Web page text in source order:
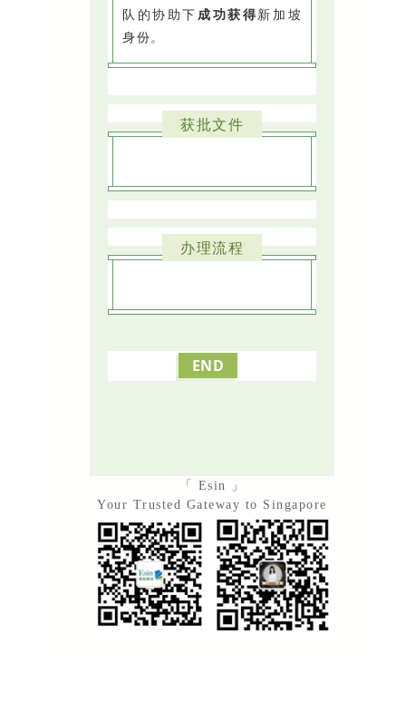
队的协助下 成功获得 新加坡
身份。
获批文件
办理流程
END
「 Esin 」
Your Trusted Gateway to Singapore